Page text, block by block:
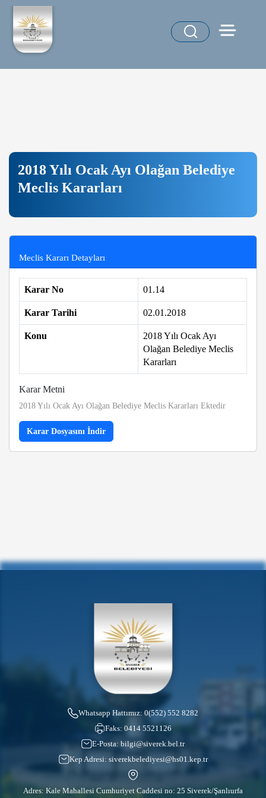
2018 Yılı Ocak Ayı Olağan Belediye
Meclis Kararları
Meclis Kararı Detayları
Karar No 01.14
Karar Tarihi 02.01.2018
Konu
2018 Yılı Ocak Ayı
Olağan Belediye Meclis
Kararları
Karar Metni
2018 Yılı Ocak Ayı Olağan Belediye Meclis Kararları Ektedir
Karar Dosyasını İndir
Whatsapp Hattımız: 0(552) 552 8282
Faks: 0414 5521126
E-Posta: bilgi@siverek.bel.tr
Kep Adresi: siverekbelediyesi@hs01.kep.tr
Adres: Kale Mahallesi Cumhuriyet Caddesi no: 25 Siverek/Şanlıurfa